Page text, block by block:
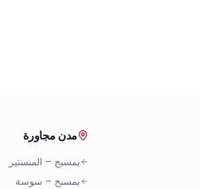
مدن مجاورة
بمسبح – المنستير
بمسبح – سوسة